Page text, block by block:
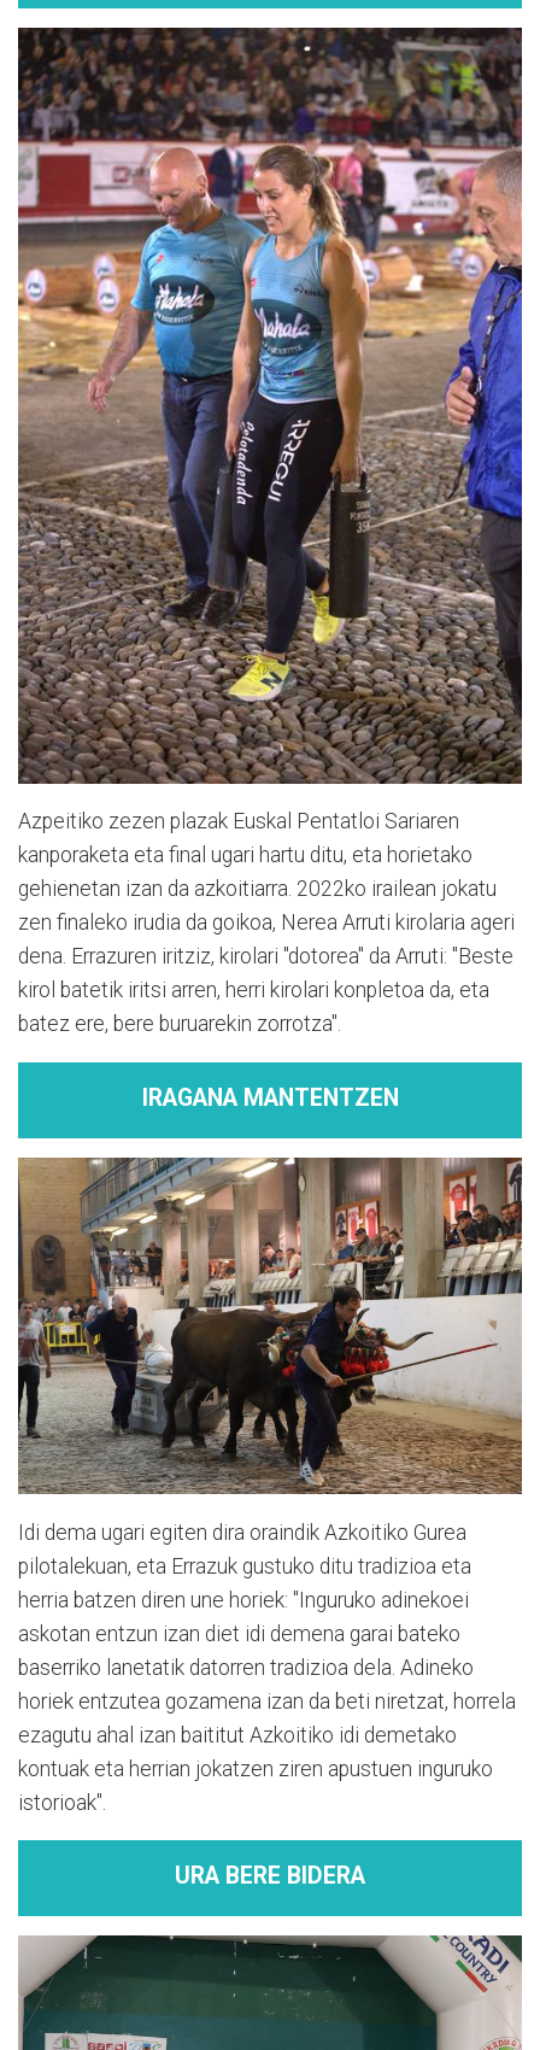
Azpeitiko zezen plazak Euskal Pentatloi Sariaren
kanporaketa eta final ugari hartu ditu, eta horietako
gehienetan izan da azkoitiarra. 2022ko irailean jokatu
zen finaleko irudia da goikoa, Nerea Arruti kirolaria ageri
dena. Errazuren iritziz, kirolari "dotorea" da Arruti: "Beste
kirol batetik iritsi arren, herri kirolari konpletoa da, eta
batez ere, bere buruarekin zorrotza".
IRAGANA MANTENTZEN
Idi dema ugari egiten dira oraindik Azkoitiko Gurea
pilotalekuan, eta Errazuk gustuko ditu tradizioa eta
herria batzen diren une horiek: "Inguruko adinekoei
askotan entzun izan diet idi demena garai bateko
baserriko lanetatik datorren tradizioa dela. Adineko
horiek entzutea gozamena izan da beti niretzat, horrela
ezagutu ahal izan baititut Azkoitiko idi demetako
kontuak eta herrian jokatzen ziren apustuen inguruko
istorioak".
URA BERE BIDERA